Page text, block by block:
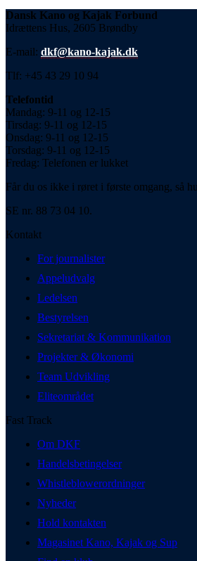
Dansk Kano og Kajak Forbund
Idrættens Hus, 2605 Brøndby
E-mail: dkf@kano-kajak.dk
Tlf: +45 43 29 10 94
Telefontid
Mandag: 9-11 og 12-15
Tirsdag: 9-11 og 12-15
Onsdag: 9-11 og 12-15
Torsdag: 9-11 og 12-15
Fredag: Telefonen er lukket
Får du os ikke i røret i første omgang, så
SE nr. 88 73 04 10.
Kontakt
For journalister
Appeludvalg
Ledelsen
Bestyrelsen
Sekretariat & Kommunikation
Projekter & Økonomi
Team Udvikling
Eliteområdet
Fast Track
Om DKF
Handelsbetingelser
Whistleblowerordninger
Nyheder
Hold kontakten
Magasinet Kano, Kajak og Sup